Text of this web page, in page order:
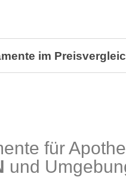
im
für
und